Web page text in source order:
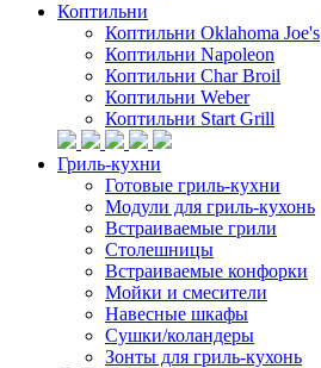
Коптильни
Коптильни Oklahoma Joe's
Коптильни Napoleon
Коптильни Char Broil
Коптильни Weber
Коптильни Start Grill
Гриль-кухни
Готовые гриль-кухни
Модули для гриль-кухонь
Встраиваемые грили
Столешницы
Встраиваемые конфорки
Мойки и смесители
Навесные шкафы
Сушки/коландеры
Зонты для гриль-кухонь